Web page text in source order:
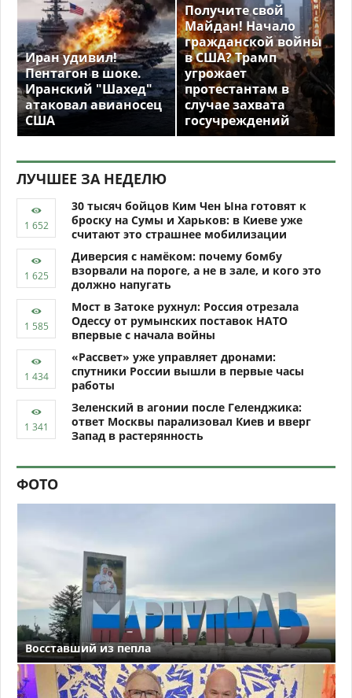
Иран удивил!
Пентагон в шоке.
Иранский "Шахед"
атаковал авианосец
США
Получите свой
Майдан! Начало
гражданской войны
в США? Трамп
угрожает
протестантам в
случае захвата
госучреждений
ЛУЧШЕЕ ЗА НЕДЕЛЮ
30 тысяч бойцов Ким Чен Ына готовят к
броску на Сумы и Харьков: в Киеве уже
считают это страшнее мобилизации
Диверсия с намёком: почему бомбу
взорвали на пороге, а не в зале, и кого это
должно напугать
Мост в Затоке рухнул: Россия отрезала
Одессу от румынских поставок НАТО
впервые с начала войны
«Рассвет» уже управляет дронами:
спутники России вышли в первые часы
работы
Зеленский в агонии после Геленджика:
ответ Москвы парализовал Киев и вверг
Запад в растерянность
ФОТО
Восставший из пепла